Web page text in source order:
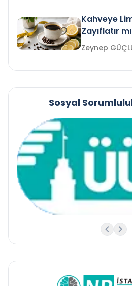
Kahveye
Zayıflatır
Zeynep
Sosyal